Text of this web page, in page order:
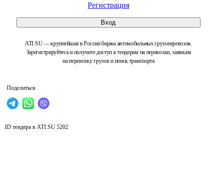
Регистрация
Вход
ATI.SU — крупнейшая в России биржа автомобильных грузоперевозок.
Зарегистрируйтесь и получите доступ к тендерам на перевозки, заявкам
на перевозку грузов и поиск транспорта
Поделиться
ID тендера в ATI.SU 5202